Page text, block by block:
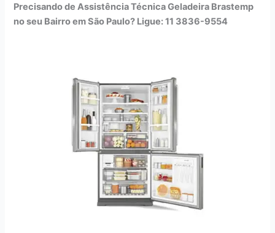
Precisando de Assistência Técnica Geladeira Brastemp
no seu Bairro em São Paulo? Ligue: 11 3836-9554